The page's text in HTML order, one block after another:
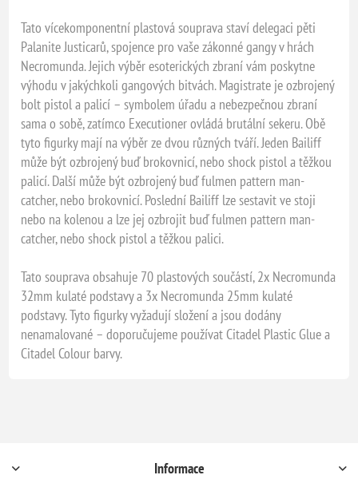
Tato vícekomponentní plastová souprava staví delegaci pěti
Palanite Justicarů, spojence pro vaše zákonné gangy v hrách
Necromunda. Jejich výběr esoterických zbraní vám poskytne
výhodu v jakýchkoli gangových bitvách. Magistrate je ozbrojený
bolt pistol a palicí – symbolem úřadu a nebezpečnou zbraní
sama o sobě, zatímco Executioner ovládá brutální sekeru. Obě
tyto figurky mají na výběr ze dvou různých tváří. Jeden Bailiff
může být ozbrojený buď brokovnicí, nebo shock pistol a těžkou
palicí. Další může být ozbrojený buď fulmen pattern man-
catcher, nebo brokovnicí. Poslední Bailiff lze sestavit ve stoji
nebo na kolenou a lze jej ozbrojit buď fulmen pattern man-
catcher, nebo shock pistol a těžkou palici.
Tato souprava obsahuje 70 plastových součástí, 2x Necromunda
32mm kulaté podstavy a 3x Necromunda 25mm kulaté
podstavy. Tyto figurky vyžadují složení a jsou dodány
nenamalované – doporučujeme používat Citadel Plastic Glue a
Citadel Colour barvy.
Informace